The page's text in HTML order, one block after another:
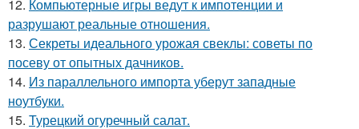
12. Компьютерные игры ведут к импотенции и
разрушают реальные отношения.
13. Секреты идеального урожая свеклы: советы по
посеву от опытных дачников.
14. Из параллельного импорта уберут западные
ноутбуки.
15. Турецкий огуречный салат.